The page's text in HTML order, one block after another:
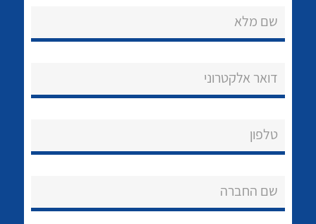
שירותי תמיכה
לכל מוצרי היצרן לכל מוצרי היצרן
שם מלא
דואר אלקטרוני
טלפון
שם החברה